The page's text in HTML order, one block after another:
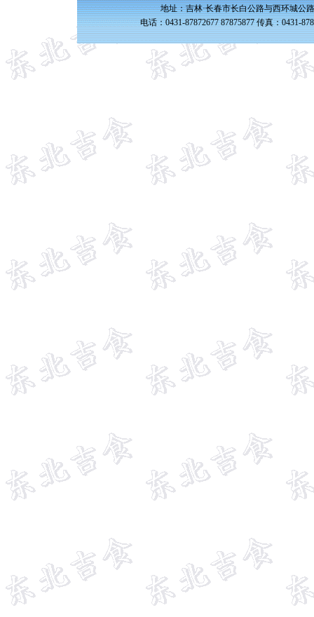
地址：吉林·长春市长白公路与西环城公
电话：0431-87872677 87875877 传真：0431-